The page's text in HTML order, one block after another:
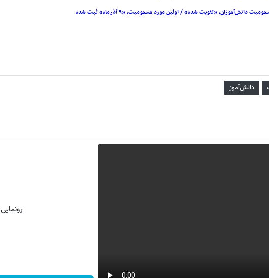
«تقویت شده» / اولین مورد مسمومیت، «۹ آذرماه» ثبت شده
دانش‌آموز
رونمایی